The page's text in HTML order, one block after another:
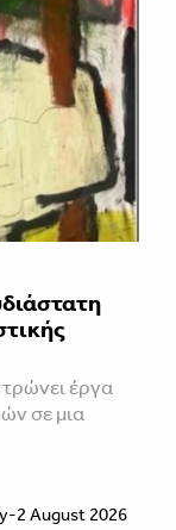
έργα
σε μια
2 August 2026